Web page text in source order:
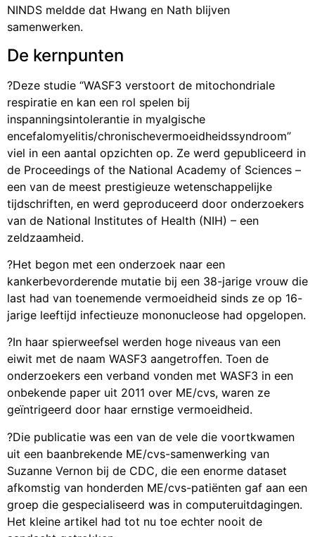
NINDS meldde dat Hwang en Nath blijven
samenwerken.
De kernpunten
?Deze studie “WASF3 verstoort de mitochondriale
respiratie en kan een rol spelen bij
inspanningsintolerantie in myalgische
encefalomyelitis/chronischevermoeidheidssyndroom”
viel in een aantal opzichten op. Ze werd gepubliceerd in
de Proceedings of the National Academy of Sciences –
een van de meest prestigieuze wetenschappelijke
tijdschriften, en werd geproduceerd door onderzoekers
van de National Institutes of Health (NIH) – een
zeldzaamheid.
?Het begon met een onderzoek naar een
kankerbevorderende mutatie bij een 38-jarige vrouw die
last had van toenemende vermoeidheid sinds ze op 16-
jarige leeftijd infectieuze mononucleose had opgelopen.
?In haar spierweefsel werden hoge niveaus van een
eiwit met de naam WASF3 aangetroffen. Toen de
onderzoekers een verband vonden met WASF3 in een
onbekende paper uit 2011 over ME/cvs, waren ze
geïntrigeerd door haar ernstige vermoeidheid.
?Die publicatie was een van de vele die voortkwamen
uit een baanbrekende ME/cvs-samenwerking van
Suzanne Vernon bij de CDC, die een enorme dataset
afkomstig van honderden ME/cvs-patiënten gaf aan een
groep die gespecialiseerd was in computeruitdagingen.
Het kleine artikel had tot nu toe echter nooit de